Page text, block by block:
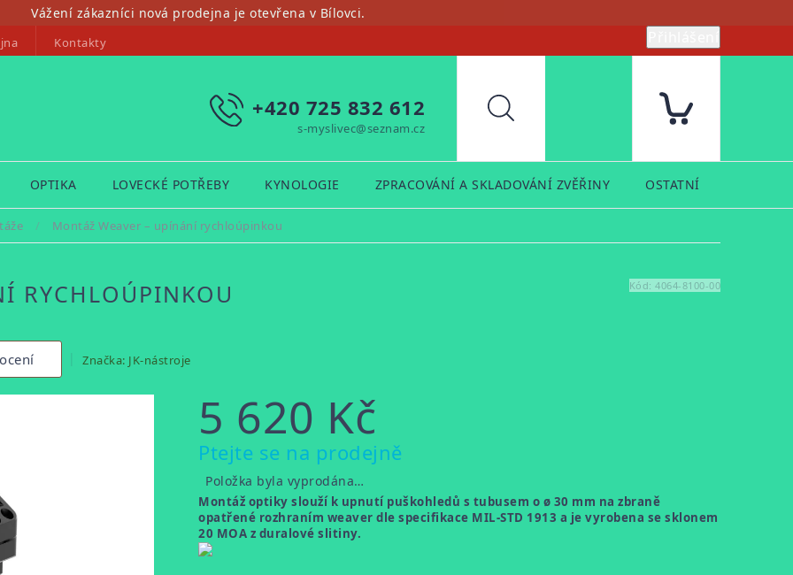
Vážení zákazníci nová prodejna je otevřena v Bílovci.
Kontakty
+420 725 832 612
s-myslivec@seznam.cz
Hledat
OPTIKA LOVECKÉ POTŘEBY KYNOLOGIE ZPRACOVÁNÍ A SKLADOVÁNÍ ZVĚŘINY OSTATNÍ
/ Montáž Weaver – upínání rychloúpinkou
RYCHLOÚPINKOU Kód: 4064-8100-00
Značka: JK-nástroje
5 620 Kč
Měrná
cena:
Ptejte se na prodejně
Položka byla vyprodána…
Montáž optiky slouží k upnutí puškohledů s tubusem o ø 30 mm na zbraně
opatřené rozhraním weaver dle specifikace MIL-STD 1913 a je vyrobena se sklonem
20 MOA z duralové slitiny.